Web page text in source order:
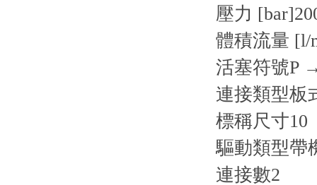
壓力
體積流量 [l/
活塞符號P
連接類型板
標稱尺寸10
驅動類型帶
連接數2